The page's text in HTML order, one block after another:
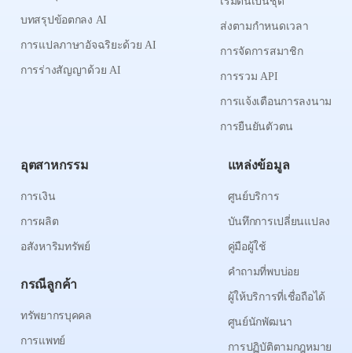
บทสรุปข้อตกลง AI
การแปลภาษาอัจฉริยะด้วย AI
การร่างสัญญาด้วย AI
ส่งตามกำหนดเวลา
การจัดการสมาชิก
การรวม API
การแจ้งเตือนการลงนาม
การยืนยันตัวตน
อุตสาหกรรม
การเงิน
การผลิต
อสังหาริมทรัพย์
กรณีลูกค้า
ทรัพยากรบุคคล
การแพทย์
แหล่งข้อมูล
ศูนย์บริการ
บันทึกการเปลี่ยนแปลง
คู่มือผู้ใช้
คำถามที่พบบ่อย
ผู้ให้บริการที่เชื่อถือได้
ศูนย์นักพัฒนา
การปฏิบัติตามกฎหมาย